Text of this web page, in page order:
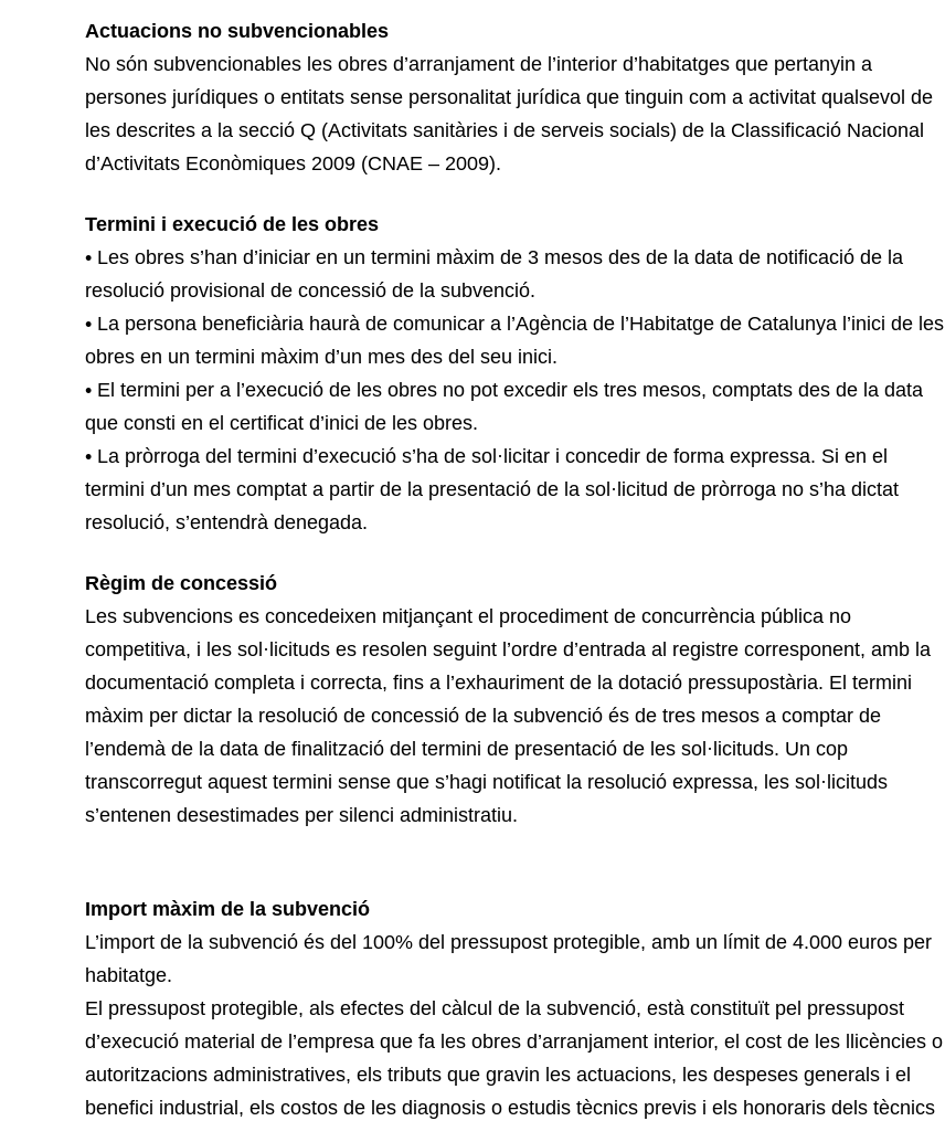
Actuacions no subvencionables
No són subvencionables les obres d’arranjament de l’interior d’habitatges que pertanyin a
persones jurídiques o entitats sense personalitat jurídica que tinguin com a activitat qualsevol de
les descrites a la secció Q (Activitats sanitàries i de serveis socials) de la Classificació Nacional
d’Activitats Econòmiques 2009 (CNAE – 2009).
Termini i execució de les obres
• Les obres s’han d’iniciar en un termini màxim de 3 mesos des de la data de notificació de la
resolució provisional de concessió de la subvenció.
• La persona beneficiària haurà de comunicar a l’Agència de l’Habitatge de Catalunya l’inici de les
obres en un termini màxim d’un mes des del seu inici.
• El termini per a l’execució de les obres no pot excedir els tres mesos, comptats des de la data
que consti en el certificat d’inici de les obres.
• La pròrroga del termini d’execució s’ha de sol·licitar i concedir de forma expressa. Si en el
termini d’un mes comptat a partir de la presentació de la sol·licitud de pròrroga no s’ha dictat
resolució, s’entendrà denegada.
Règim de concessió
Les subvencions es concedeixen mitjançant el procediment de concurrència pública no
competitiva, i les sol·licituds es resolen seguint l’ordre d’entrada al registre corresponent, amb la
documentació completa i correcta, fins a l’exhauriment de la dotació pressupostària. El termini
màxim per dictar la resolució de concessió de la subvenció és de tres mesos a comptar de
l’endemà de la data de finalització del termini de presentació de les sol·licituds. Un cop
transcorregut aquest termini sense que s’hagi notificat la resolució expressa, les sol·licituds
s’entenen desestimades per silenci administratiu.
Import màxim de la subvenció
L’import de la subvenció és del 100% del pressupost protegible, amb un límit de 4.000 euros per
habitatge.
El pressupost protegible, als efectes del càlcul de la subvenció, està constituït pel pressupost
d’execució material de l’empresa que fa les obres d’arranjament interior, el cost de les llicències o
autoritzacions administratives, els tributs que gravin les actuacions, les despeses generals i el
benefici industrial, els costos de les diagnosis o estudis tècnics previs i els honoraris dels tècnics